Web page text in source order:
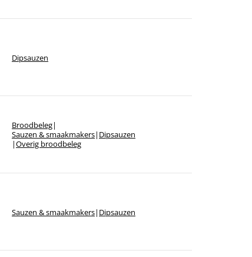
Dipsauzen
Broodbeleg|
Sauzen & smaakmakers| Dipsauzen
|Overig broodbeleg
Sauzen & smaakmakers| Dipsauzen